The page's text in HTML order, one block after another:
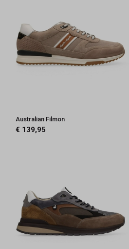
Australian Filmon
€ 139,95